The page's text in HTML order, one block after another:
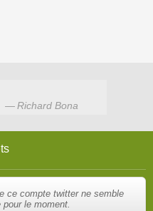
Richard Bona
ce compte twitter ne semble
le moment.